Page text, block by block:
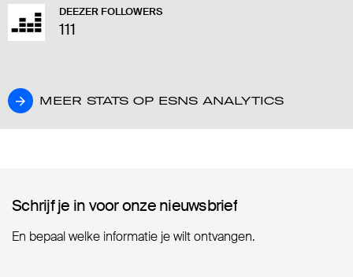
DEEZER FOLLOWERS
111
MEER STATS OP ESNS ANALYTICS
MEER STATS OP ESNS ANALYTICS
Schrijf je in voor onze nieuwsbrief
Schrijf je in voor onze nieuwsbrief
En bepaal welke informatie je wilt ontvangen.